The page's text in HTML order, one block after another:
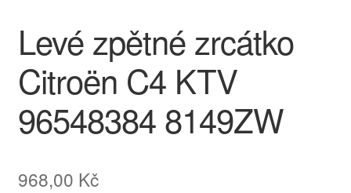
Reklamace
Reklamační řád
Vrakoviště Citroën
Levé zpětné zrcátko
Citroën C4 KTV
96548384 8149ZW
968,00 Kč